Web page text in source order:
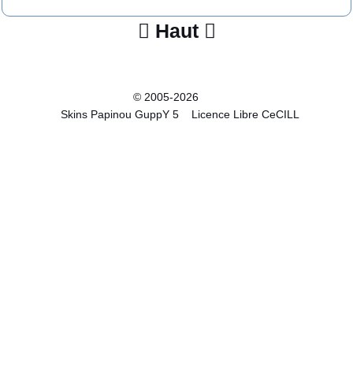
 Haut 
© 2005-2026
Skins Papinou GuppY 5
Licence Libre CeCILL